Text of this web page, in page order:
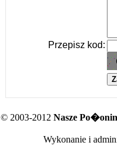
Przepisz kod:
© 2003-2012 Nasze
Wykonanie i